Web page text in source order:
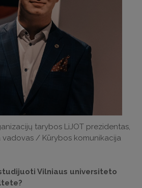
tarybos LiJOT prezidentas,
vadovas / Kūrybos komunikacija
Vilniaus universiteto